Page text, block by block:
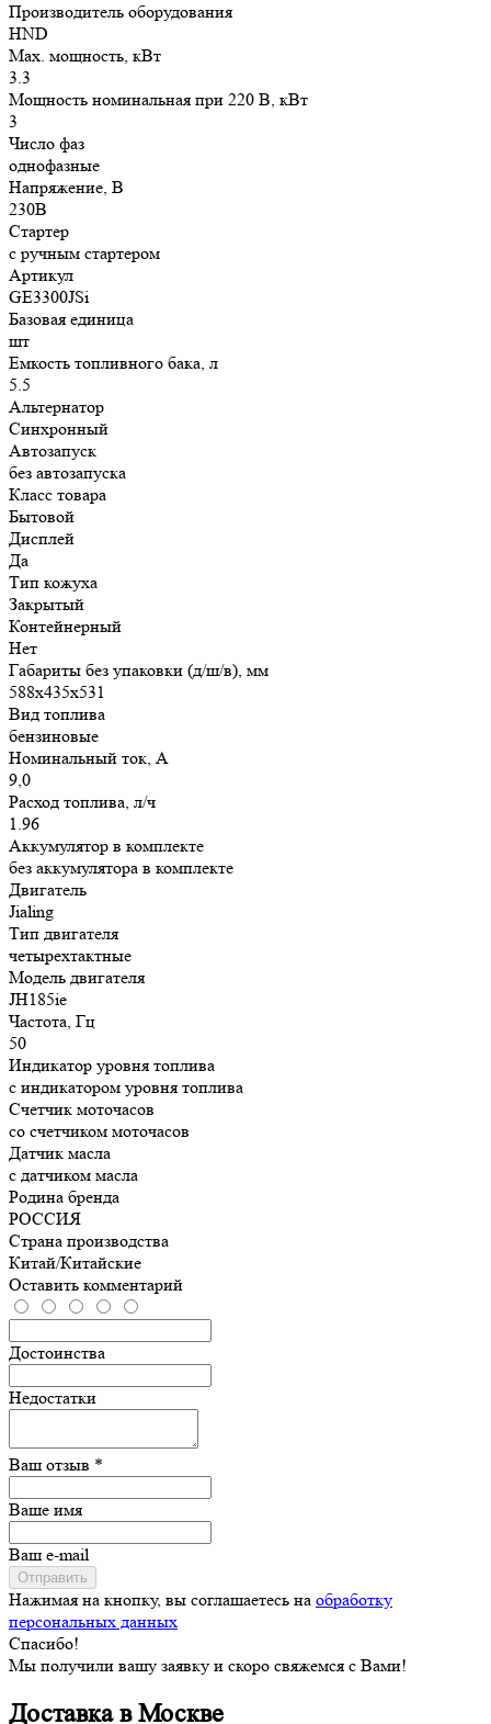
Производитель оборудования
HND
Max. мощность, кВт
3.3
Мощность номинальная при 220 В, кВт
3
Число фаз
однофазные
Напряжение, В
230В
Стартер
с ручным стартером
Артикул
GE3300JSi
Базовая единица
шт
Емкость топливного бака, л
5.5
Альтернатор
Синхронный
Автозапуск
без автозапуска
Класс товара
Бытовой
Дисплей
Да
Тип кожуха
Закрытый
Контейнерный
Нет
Габариты без упаковки (д/ш/в), мм
588х435х531
Вид топлива
бензиновые
Номинальный ток, А
9,0
Расход топлива, л/ч
1.96
Аккумулятор в комплекте
без аккумулятора в комплекте
Двигатель
Jialing
Тип двигателя
четырехтактные
Модель двигателя
JH185ie
Частота, Гц
50
Индикатор уровня топлива
с индикатором уровня топлива
Счетчик моточасов
со счетчиком моточасов
Датчик масла
с датчиком масла
Родина бренда
РОССИЯ
Страна производства
Китай/Китайские
Оставить комментарий
Достоинства
Недостатки
Ваш отзыв *
Ваше имя
Ваш e-mail
Отправить
Нажимая на кнопку, вы соглашаетесь на обработку
персональных данных
Спасибо!
Мы получили вашу заявку и скоро свяжемся с Вами!
Доставка в Москве